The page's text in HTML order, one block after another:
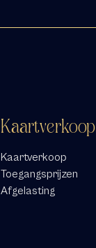
Kaartverkoop
Kaartverkoop
Toegangsprijzen
Afgelasting